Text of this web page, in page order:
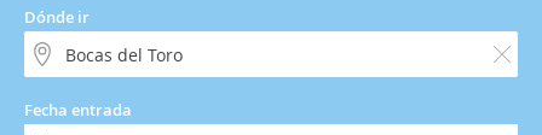
Dónde ir
Fecha entrada